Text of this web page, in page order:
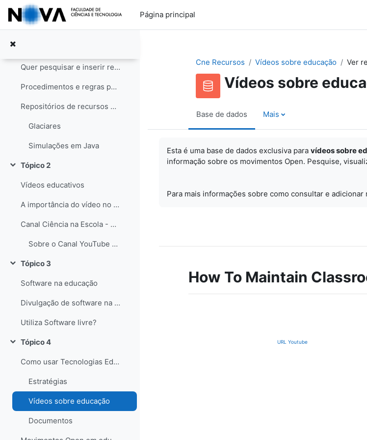
Ir para o conteúdo principal
Página principal
Notícias
Contrair
Tópico 1
Quer pesquisar e inserir recursos? Saiba como!
Procedimentos e regras para os recursos
Repositórios de recursos educativos
Glaciares
Simulações em Java
Contrair
Tópico 2
Vídeos educativos
A importância do vídeo no Ensino das Ciências
Canal Ciência na Escola - YouTube
Sobre o Canal YouTube Ciência na Escola
Contrair
Tópico 3
Software na educação
Divulgação de software na educação
Utiliza Software livre?
Contrair
Tópico 4
Como usar Tecnologias Educativas com alunos?
Estratégias
Vídeos sobre educação
Documentos
Cne Recursos Vídeos sobre educação Ver
Vídeos sobre
Base de dados Mais
Esta é uma base de dados exclusiva para vídeos sobre
informação sobre os movimentos Open. Pesquise,
Para mais informações sobre como consultar e
How To Maintain
URL Youtube